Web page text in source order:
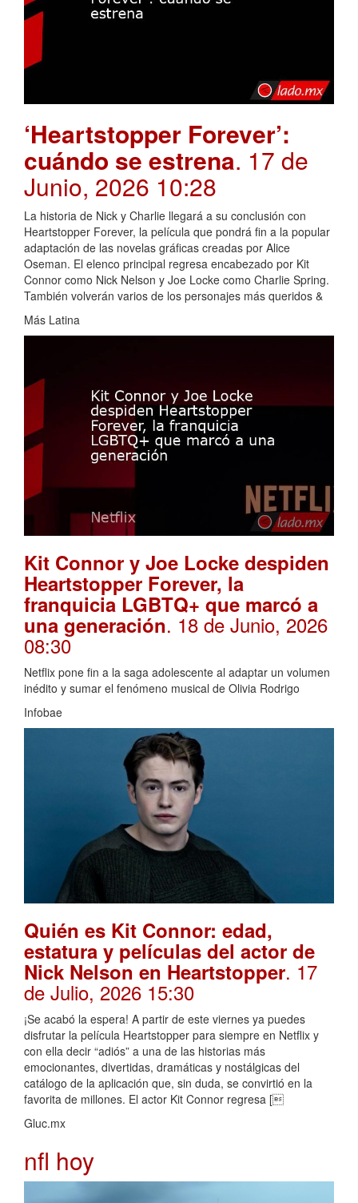
‘Heartstopper Forever’:
cuándo se estrena. 17 de
Junio, 2026 10:28
La historia de Nick y Charlie llegará a su conclusión con
Heartstopper Forever, la película que pondrá fin a la popular
adaptación de las novelas gráficas creadas por Alice
Oseman. El elenco principal regresa encabezado por Kit
Connor como Nick Nelson y Joe Locke como Charlie Spring.
También volverán varios de los personajes más queridos &
Más Latina
Kit Connor y Joe Locke despiden
Heartstopper Forever, la
franquicia LGBTQ+ que marcó a
una generación. 18 de Junio, 2026
08:30
Netflix pone fin a la saga adolescente al adaptar un volumen
inédito y sumar el fenómeno musical de Olivia Rodrigo
Infobae
Quién es Kit Connor: edad,
estatura y películas del actor de
Nick Nelson en Heartstopper. 17
de Julio, 2026 15:30
¡Se acabó la espera! A partir de este viernes ya puedes
disfrutar la película Heartstopper para siempre en Netflix y
con ella decir “adiós” a una de las historias más
emocionantes, divertidas, dramáticas y nostálgicas del
catálogo de la aplicación que, sin duda, se convirtió en la
favorita de millones. El actor Kit Connor regresa [
Gluc.mx
nfl hoy